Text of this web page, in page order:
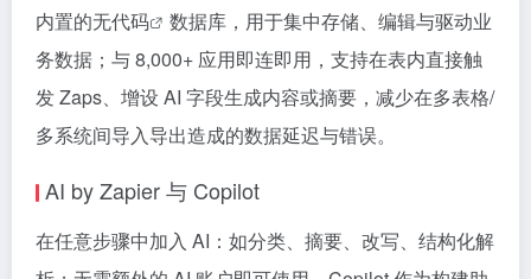
内置的无代码
数据库，用于集中存储、编辑与驱动业
务数据；与 8,000+ 应用即连即用，支持在表内直接触
发 Zaps、增设 AI 字段生成内容或摘要，减少在多表格/
多系统间导入导出造成的数据延迟与错误。
AI by Zapier 与 Copilot
在任意步骤中加入 AI：如分类、摘要、改写、结构化解